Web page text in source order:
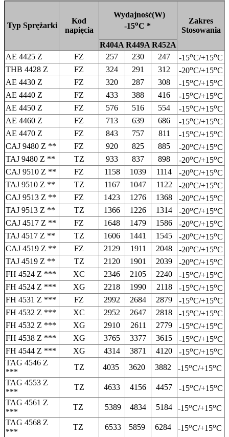
Typ Sprężarki
Kod
napięcia
Wydajność(W)
-15oC *
Zakres
Stosowania
R404A R449A R452A
AE 4425 Z
FZ 257 230 247 -15oC/+15oC
THB 4428 Z
FZ 324 291 312 -20oC/+15oC
AE 4430 Z
FZ 320 287 308 -15oC/+15oC
AE 4440 Z
FZ 433 388 416 -15oC/+15oC
AE 4450 Z
FZ 576 516 554 -15oC/+15oC
AE 4460 Z
FZ 713 639 686 -15oC/+15oC
AE 4470 Z
FZ 843 757 811 -15oC/+15oC
CAJ 9480 Z **
FZ 920 825 885 -20oC/+15oC
TAJ 9480 Z **
TZ 933 837 898 -20oC/+15oC
CAJ 9510 Z **
FZ 1158 1039 1114 -20oC/+15oC
TAJ 9510 Z **
TZ 1167 1047 1122 -20oC/+15oC
CAJ 9513 Z **
FZ 1423 1276 1368 -20oC/+15oC
TAJ 9513 Z **
TZ 1366 1226 1314 -20oC/+15oC
CAJ 4517 Z **
FZ 1648 1479 1586 -20oC/+15oC
TAJ 4517 Z **
TZ 1606 1441 1545 -20oC/+15oC
CAJ 4519 Z **
FZ 2129 1911 2048 -20oC/+15oC
TAJ 4519 Z **
TZ 2120 1901 2039 -20oC/+15oC
FH 4524 Z ***
XC 2346 2105 2240 -15oC/+15oC
FH 4524 Z ***
XG 2218 1990 2118 -15oC/+15oC
FH 4531 Z ***
FZ 2992 2684 2879 -15oC/+15oC
FH 4532 Z ***
XC 2952 2647 2818 -15oC/+15oC
FH 4532 Z ***
XG 2910 2611 2779 -15oC/+15oC
FH 4538 Z ***
XG 3765 3377 3615 -15oC/+15oC
FH 4544 Z ***
XG 4314 3871 4120 -15oC/+15oC
TAG 4546 Z
***
TZ 4035 3620 3882 -15oC/+15oC
TAG 4553 Z
***
TZ 4633 4156 4457 -15oC/+15oC
TAG 4561 Z
***
TZ 5389 4834 5184 -15oC/+15oC
TAG 4568 Z
***
TZ 6533 5859 6284 -15oC/+15oC